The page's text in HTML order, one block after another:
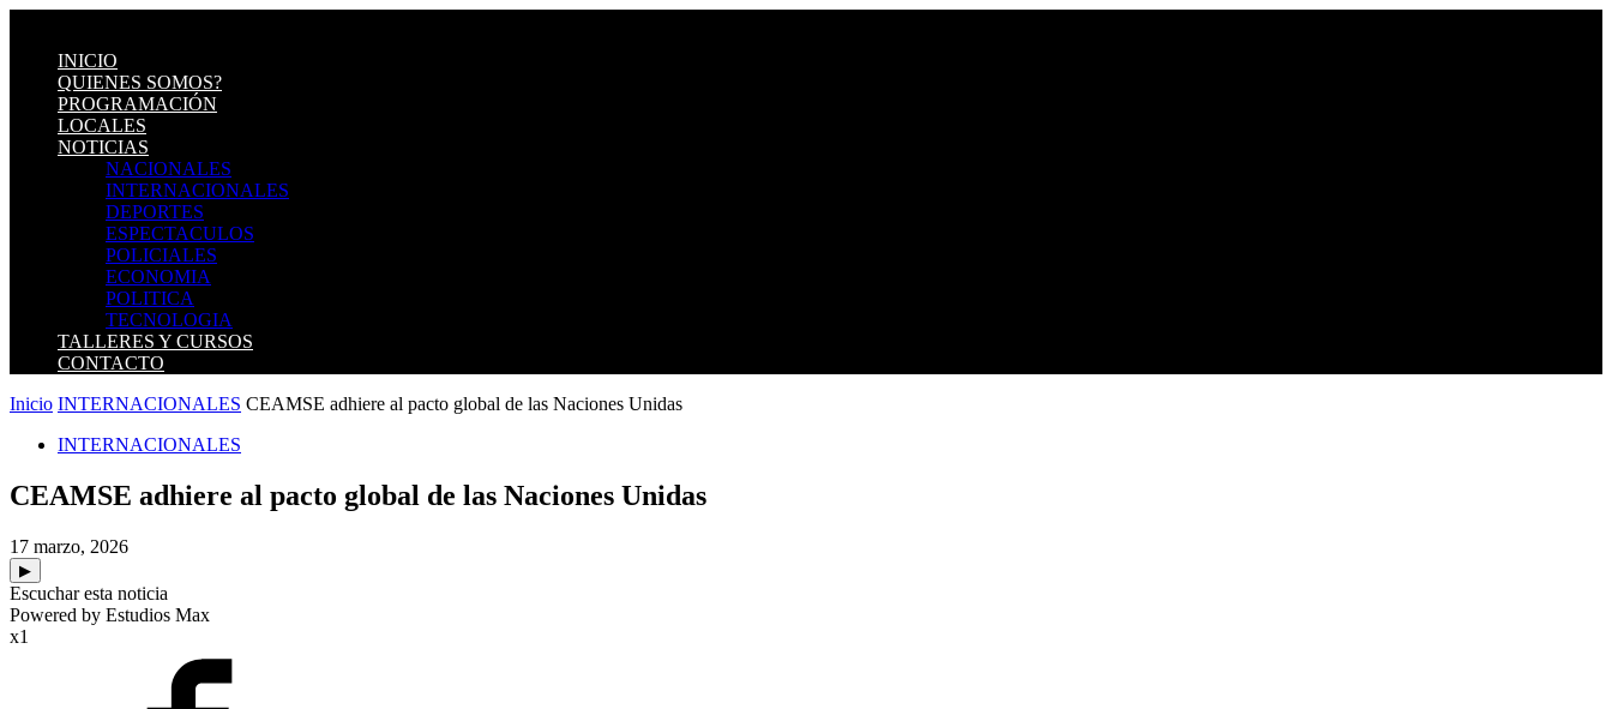
INICIO
QUIENES SOMOS?
PROGRAMACIÓN
LOCALES
NOTICIAS
NACIONALES
INTERNACIONALES
DEPORTES
ESPECTACULOS
POLICIALES
ECONOMIA
POLITICA
TECNOLOGIA
TALLERES Y CURSOS
CONTACTO
Inicio INTERNACIONALES CEAMSE adhiere al pacto global de las Naciones Unidas
INTERNACIONALES
CEAMSE adhiere al pacto global de las Naciones Unidas
17 marzo, 2026
▶
Escuchar esta noticia
Powered by Estudios Max
x1